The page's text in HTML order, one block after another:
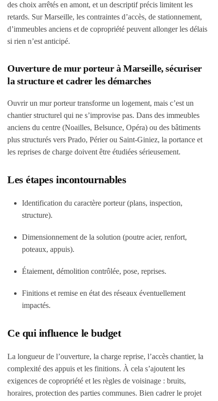
des choix arrêtés en amont, et un descriptif précis limitent les
retards. Sur Marseille, les contraintes d’accès, de stationnement,
d’immeubles anciens et de copropriété peuvent allonger les délais
si rien n’est anticipé.
Ouverture de mur porteur à Marseille, sécuriser
la structure et cadrer les démarches
Ouvrir un mur porteur transforme un logement, mais c’est un
chantier structurel qui ne s’improvise pas. Dans des immeubles
anciens du centre (Noailles, Belsunce, Opéra) ou des bâtiments
plus structurés vers Prado, Périer ou Saint-Giniez, la portance et
les reprises de charge doivent être étudiées sérieusement.
Les étapes incontournables
Identification du caractère porteur (plans, inspection,
structure).
Dimensionnement de la solution (poutre acier, renfort,
poteaux, appuis).
Étaiement, démolition contrôlée, pose, reprises.
Finitions et remise en état des réseaux éventuellement
impactés.
Ce qui influence le budget
La longueur de l’ouverture, la charge reprise, l’accès chantier, la
complexité des appuis et les finitions. À cela s’ajoutent les
exigences de copropriété et les règles de voisinage : bruits,
horaires, protection des parties communes. Bien cadrer le projet